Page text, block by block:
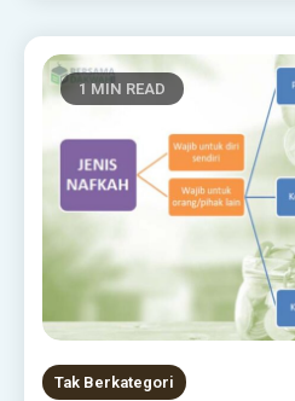
1 MIN READ
Tak Berkategori